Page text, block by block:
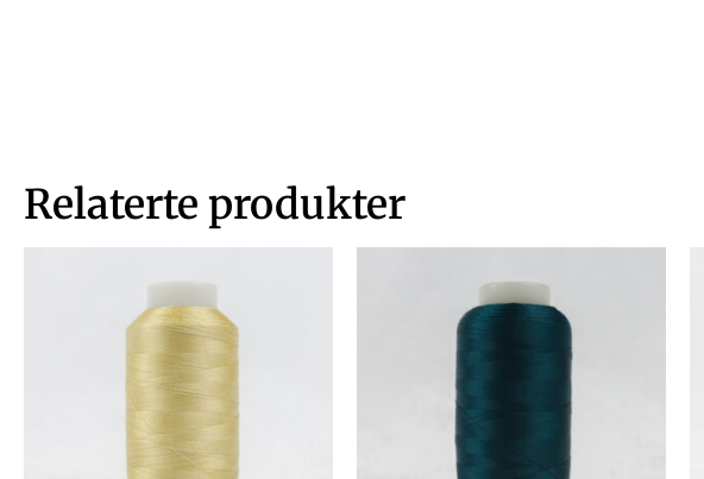
Relaterte produkter